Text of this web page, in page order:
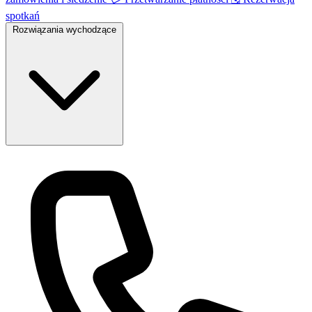
spotkań